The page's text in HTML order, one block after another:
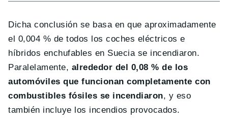
Dicha conclusión se basa en que aproximadamente
el 0,004 % de todos los coches eléctricos e
híbridos enchufables en Suecia se incendiaron.
Paralelamente, alrededor del 0,08 % de los
automóviles que funcionan completamente con
combustibles fósiles se incendiaron, y eso
también incluye los incendios provocados.